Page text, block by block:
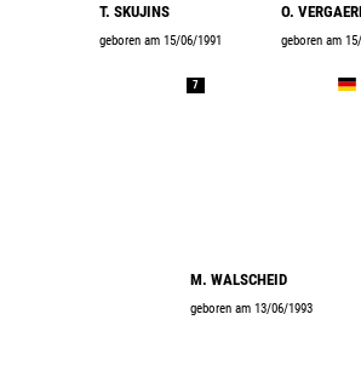
T. SKUJINS
geboren am 15/06/1991
O.
geboren am
7
M. WALSCHEID
geboren am 13/06/1993